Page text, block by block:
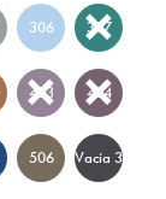
306 307
403 404
506 Vacía 3